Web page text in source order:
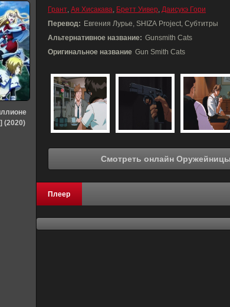
Грант, Ая Хисакава, Бретт Уивер, Даисукэ Гори
Перевод: Евгения Лурье, SHIZA Project, Субтитры
Альтернативное название: Gunsmith Cats
Оригинальное название Gun Smith Cats
Плеер
(2020)